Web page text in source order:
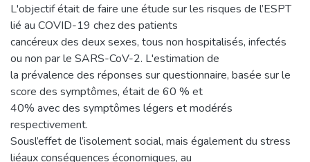
L'objectif était de faire une étude sur les risques de l’ESPT
lié au COVID-19 chez des patients
cancéreux des deux sexes, tous non hospitalisés, infectés
ou non par le SARS-CoV-2. L'estimation de
la prévalence des réponses sur questionnaire, basée sur le
score des symptômes, était de 60 % et
40% avec des symptômes légers et modérés
respectivement.
Sousl’effet de l’isolement social, mais également du stress
liéaux conséquences économiques, au